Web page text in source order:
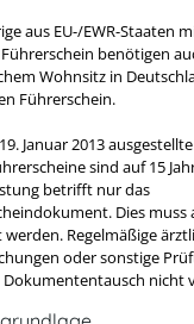
aus EU-/EWR-Staaten
benötigen
Wohnsitz in
Führerschein.
Januar 2013 ausgestellte
ine sind auf 15
betrifft nur das
Dies muss
Regelmäßige
oder sonstige
nicht